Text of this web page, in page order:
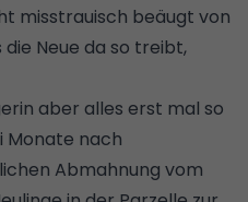
misstrauisch beäugt von
Neue da so treibt,
aber alles erst mal so
Monate nach
Abmahnung vom